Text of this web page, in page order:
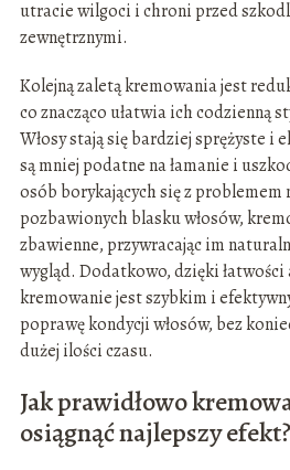
utracie wilgoci i chroni przed
zewnętrznymi.
Kolejną zaletą kremowania jest
co znacząco ułatwia ich codzienną
Włosy stają się bardziej sprężyste i
są mniej podatne na łamanie i
osób borykających się z problemem
pozbawionych blasku włosów,
zbawienne, przywracając im
wygląd. Dodatkowo, dzięki
kremowanie jest szybkim i
poprawę kondycji włosów, bez
dużej ilości czasu.
Jak prawidłowo
osiągnąć najlepszy efekt?